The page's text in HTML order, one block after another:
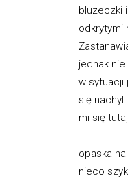
bluzeczki
odkrytymi
jednak
w sytuacji
się
mi się
opaska
nieco